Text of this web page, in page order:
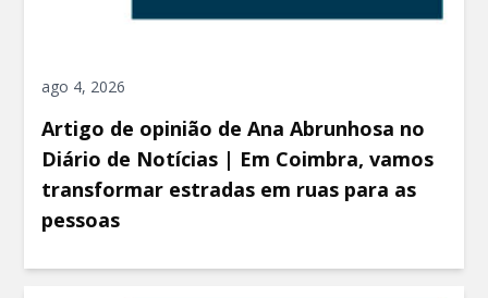
ago 4, 2026
Artigo de opinião de Ana Abrunhosa no
Diário de Notícias | Em Coimbra, vamos
transformar estradas em ruas para as
pessoas